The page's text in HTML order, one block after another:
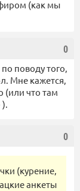
(как мы
0
поводу того,
Мне кажется,
что там
).
0
(курение,
анкеты